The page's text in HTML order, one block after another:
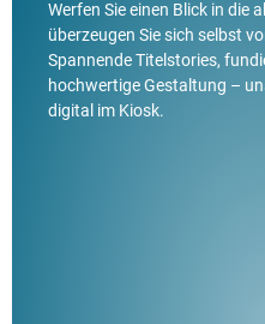
Werfen Sie einen Blick in die
überzeugen Sie sich selbst
Spannende Titelstories,
hochwertige Gestaltung –
digital im Kiosk.